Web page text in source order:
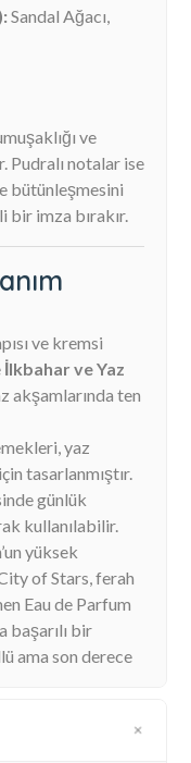
Sandal Ağacı,
ve
Pudralı notalar ise
bütünleşmesini
bir imza bırakır.
ve kremsi
İlkbahar ve Yaz
akşamlarında ten
yaz
tasarlanmıştır.
günlük
kullanılabilir.
yüksek
of Stars, ferah
Eau de Parfum
başarılı bir
ama son derece
City of